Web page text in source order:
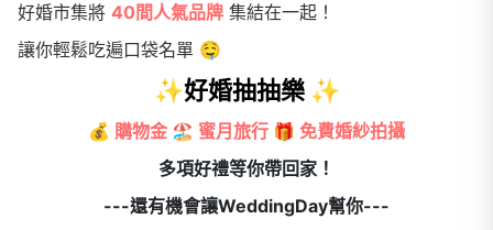
好婚市集將 40間人氣品牌 集結在一起！
讓你輕鬆吃遍口袋名單 🤤
✨好婚抽抽樂 ✨
💰 購物金 🏖️ 蜜月旅行 🎁 免費婚紗拍攝
多項好禮等你帶回家！
---還有機會讓WeddingDay幫你---